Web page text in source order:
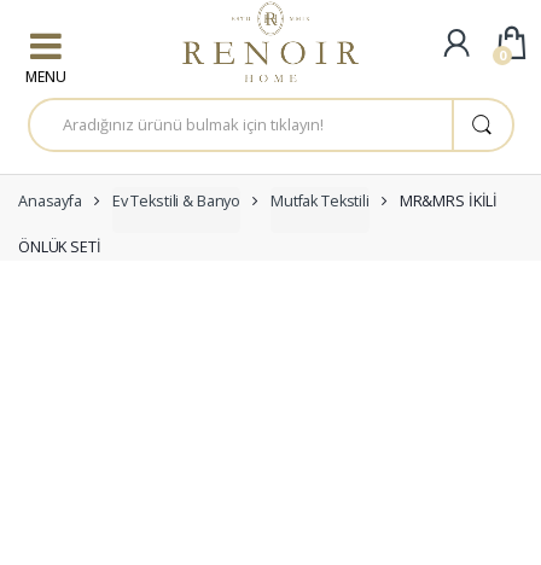
A
r
a
a
:
Anasayfa Ev Tekstili & Banyo Mutfak Tekstili MR&MRS İKİLİ
ÖNLÜK SETİ
0